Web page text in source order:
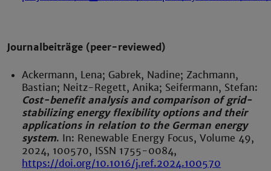
Journalbeiträge (peer-reviewed)
Ackermann, Lena; Gabrek, Nadine; Zachmann,
Bastian; Neitz-Regett, Anika; Seifermann, Stefan:
Cost-benefit analysis and comparison of grid-
stabilizing energy flexibility options and their
applications in relation to the German energy
system. In: Renewable Energy Focus, Volume 49,
2024, 100570, ISSN 1755-0084,
https://doi.org/10.1016/j.ref.2024.100570